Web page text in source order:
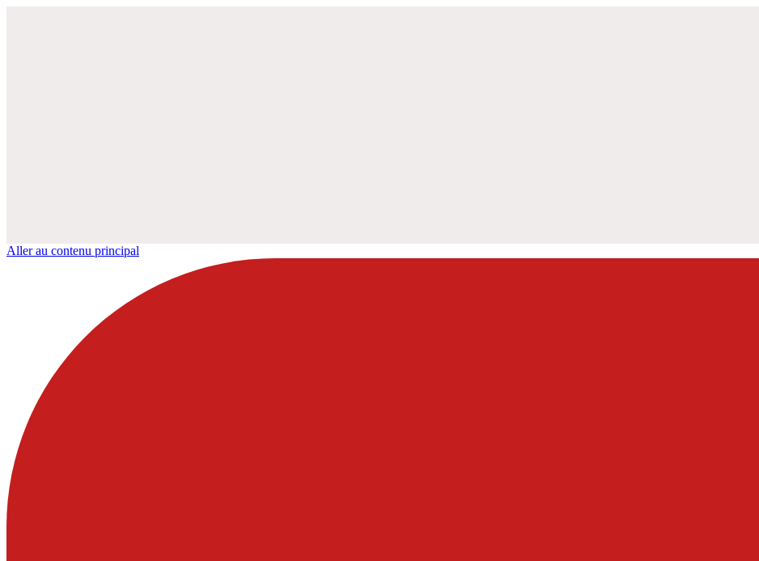
Aller au contenu principal